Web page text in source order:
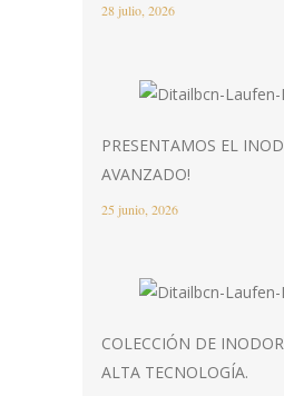
28 julio, 2026
PRESENTAMOS EL
AVANZADO!
25 junio, 2026
COLECCIÓN DE
ALTA TECNOLOGÍA.